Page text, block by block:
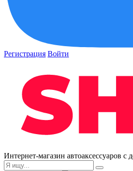
Регистрация Войти
Интернет-магазин автоаксессуаров с